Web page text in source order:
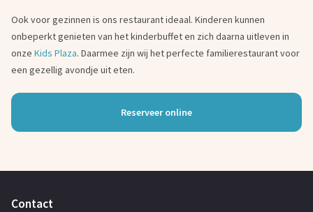
Ook voor gezinnen is ons restaurant ideaal. Kinderen kunnen
onbeperkt genieten van het kinderbuffet en zich daarna uitleven in
onze Kids Plaza. Daarmee zijn wij het perfecte familierestaurant voor
een gezellig avondje uit eten.
Reserveer online
Contact